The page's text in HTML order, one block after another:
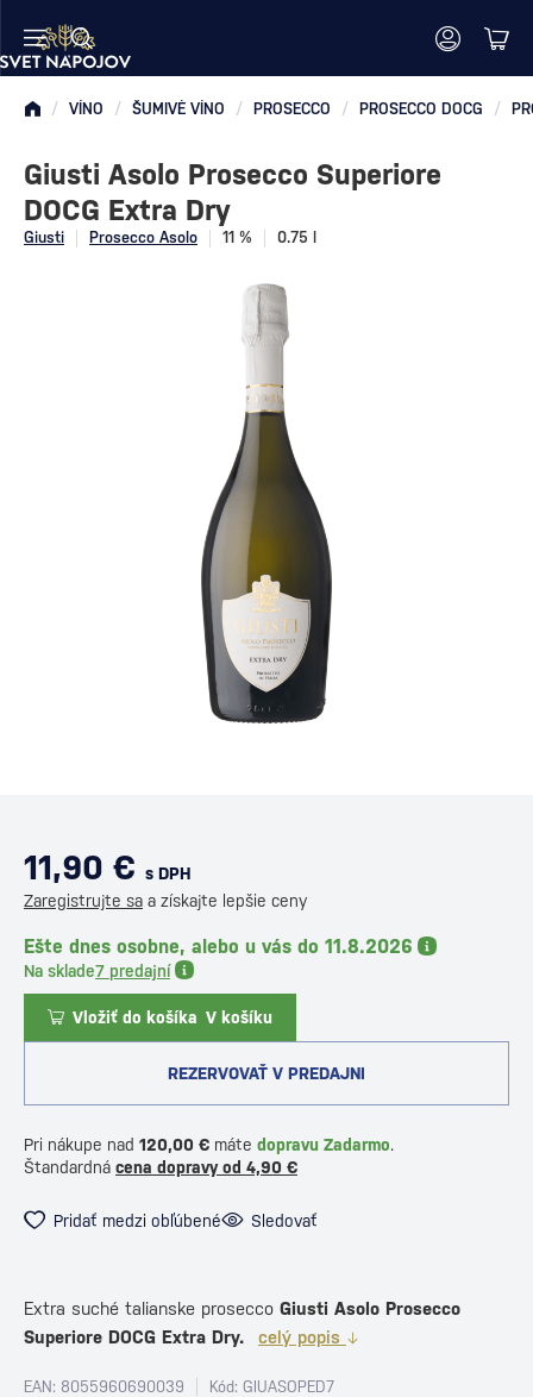
/ VÍNO / ŠUMIVÉ VÍNO / PROSECCO / PROSECCO DOCG /
Giusti Prosecco Asolo 11 % 0.75 l
Giusti Asolo Prosecco Superiore
DOCG Extra Dry
11,90 € s DPH
Zaregistrujte sa a získajte lepšie ceny
Ešte dnes osobne, alebo u vás do 11.8.2026
Na sklade7 predajní
Vložiť do košíka V košíku
REZERVOVAŤ V PREDAJNI
Pri nákupe nad 120,00 € máte dopravu Zadarmo.
Štandardná cena dopravy od 4,90 €
Pridať medzi obľúbené Sledovať
Extra suché talianske prosecco Giusti Asolo Prosecco
Superiore DOCG Extra Dry.
celý popis
EAN: 8055960690039 Kód: GIUASOPED7